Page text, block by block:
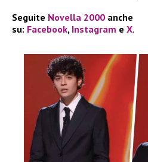
Seguite Novella 2000 anche
su: Facebook, Instagram e X.